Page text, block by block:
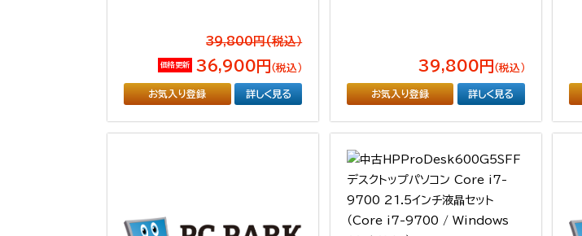
39,800円(税込）
価格更新 36,900円 （税込）
お気入り登録 詳しく見る
39,800円 （税込）
お気入り登録 詳しく見る